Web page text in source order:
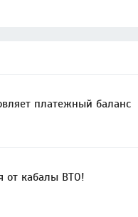
платежный баланс
от кабалы ВТО!